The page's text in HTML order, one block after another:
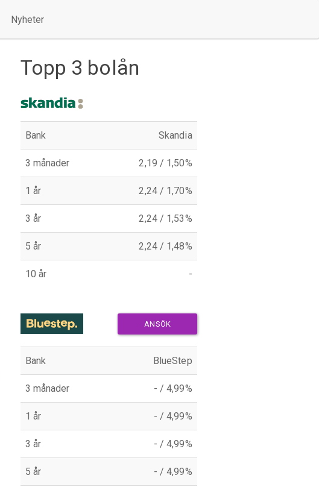
Nyheter
Topp 3 bolån
Bank Skandia
3 månader 2,19 / 1,50%
1 år 2,24 / 1,70%
3 år 2,24 / 1,53%
5 år 2,24 / 1,48%
10 år -
ANSÖK
Bank BlueStep
3 månader - / 4,99%
1 år - / 4,99%
3 år - / 4,99%
5 år - / 4,99%